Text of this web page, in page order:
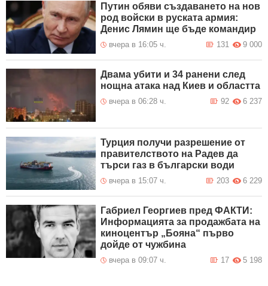
Путин обяви създаването на нов
род войски в руската армия:
Денис Лямин ще бъде командир
вчера в 16:05 ч. 9 000
131
Двама убити и 34 ранени след
нощна атака над Киев и областта
вчера в 06:28 ч. 6 237
92
Турция получи разрешение от
правителството на Радев да
търси газ в български води
вчера в 15:07 ч. 6 229
203
Габриел Георгиев пред ФАКТИ:
Информацията за продажбата на
киноцентър „Бояна“ първо
дойде от чужбина
вчера в 09:07 ч. 5 198
17